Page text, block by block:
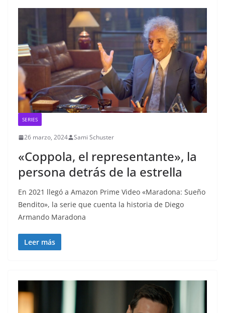
SERIES
26 marzo, 2024 Sami Schuster
«Coppola, el representante», la
persona detrás de la estrella
En 2021 llegó a Amazon Prime Video «Maradona: Sueño
Bendito», la serie que cuenta la historia de Diego
Armando Maradona
Leer más